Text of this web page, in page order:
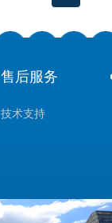
售后服务
技术支持